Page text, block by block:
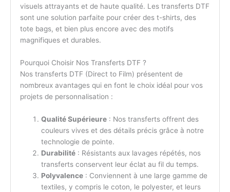
visuels attrayants et de haute qualité. Les transferts DTF
sont une solution parfaite pour créer des t-shirts, des
tote bags, et bien plus encore avec des motifs
magnifiques et durables.
Pourquoi Choisir Nos Transferts DTF ?
Nos transferts DTF (Direct to Film) présentent de
nombreux avantages qui en font le choix idéal pour vos
projets de personnalisation :
Qualité Supérieure: Nos transferts offrent des
couleurs vives et des détails précis grâce à notre
technologie de pointe.
Durabilité: Résistants aux lavages répétés, nos
transferts conservent leur éclat au fil du temps.
Polyvalence: Conviennent à une large gamme de
textiles, y compris le coton, le polyester, et leurs